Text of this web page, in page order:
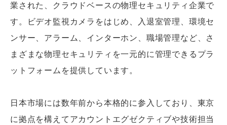
業された、クラウドベースの物理セキュリティ企業で
す。ビデオ監視カメラをはじめ、入退室管理、環境セ
ンサー、アラーム、インターホン、職場管理など、さ
まざまな物理セキュリティを一元的に管理できるプラ
ットフォームを提供しています。
日本市場には数年前から本格的に参入しており、東京
に拠点を構えてアカウントエグゼクティブや技術担当